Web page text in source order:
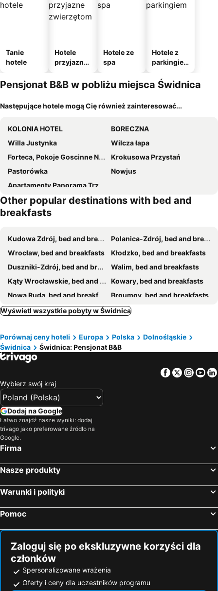
Tanie
hotele
Hotele
przyjazne
m
Hotele ze
spa
Hotele z
parkingie
Pensjonat B&B w pobliżu miejsca Świdnica
Następujące hotele mogą Cię również zainteresować...
KOLONIA HOTEL
BORECZNA
Willa Justynka
Wilcza łapa
Forteca, Pokoje Goscinne Nad Stawem
Krokusowa Przystań
Pastorówka
Nowjus
Apartamenty Panorama Trzech Gór z SAUNĄ i JACUZZI
Other popular destinations with bed and
breakfasts
Kudowa Zdrój, bed and breakfasts
Polanica-Zdrój, bed and breakfasts
Wrocław, bed and breakfasts
Kłodzko, bed and breakfasts
Duszniki-Zdrój, bed and breakfasts
Walim, bed and breakfasts
Kąty Wrocławskie, bed and breakfasts
Kowary, bed and breakfasts
Nowa Ruda, bed and breakfasts
Broumov, bed and breakfasts
Stárkov, bed and breakfasts
Lubawka, bed and breakfasts
Teplice nad Metují Velichovky, bed and breakfasts
Szczytna, bed and breakfasts
Radków, bed and breakfasts
Strzelin, bed and breakfasts
Szczawno-Zdrój, bed and breakfasts
Głuszyca, bed and breakfasts
Mała Upa, bed and breakfasts
Legnica, bed and breakfasts
Wyświetl wszystkie pobyty w Świdnica
Porównaj ceny hoteli Europa Polska
Dolnośląskie
Świdnica
Świdnica: Pensjonat B&B
Facebook
Twitter
Wybierz swój kraj
Dodaj na Google
Łatwo znajdź nasze wyniki: dodaj
trivago jako preferowane źródło na
Google.
Firma
Nasze produkty
Warunki i polityki
Pomoc
Zaloguj się po ekskluzywne korzyści dla
członków
Spersonalizowane wrażenia
Oferty i ceny dla uczestników programu